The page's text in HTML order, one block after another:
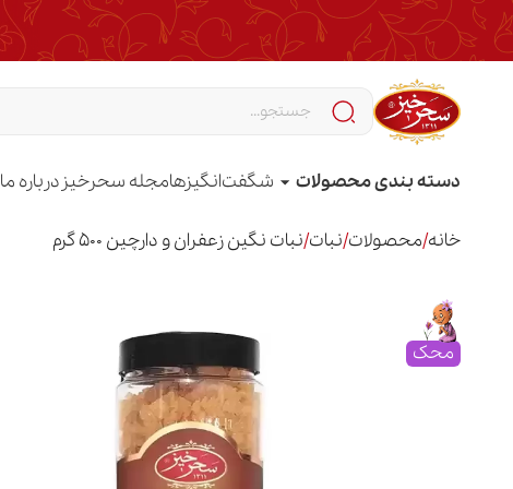
دسته بندی محصولات شگفت‌انگیزهامجله سحرخیز درباره ما
خانه/محصولات/نبات/نبات نگین زعفران و دارچین 500 گرم
محک